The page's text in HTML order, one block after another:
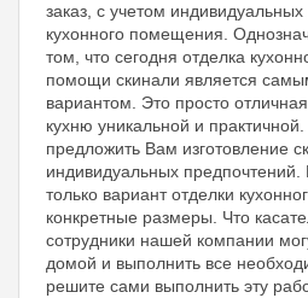
заказ, с учетом
кухонного помещения.
том, что сегодня отделка
помощи скинали является
вариантом. Это просто
кухню уникальной и
предложить Вам изготовление
индивидуальных
только вариант отделки
конкретные размеры. Что
сотрудники нашей компании
домой и выполнить все
решите сами выполнить эту